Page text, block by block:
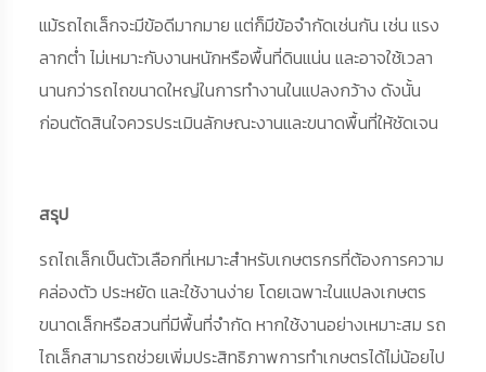
แม้รถไถเล็กจะมีข้อดีมากมาย แต่ก็มีข้อจำกัดเช่นกัน เช่น แรง
ลากต่ำ ไม่เหมาะกับงานหนักหรือพื้นที่ดินแน่น และอาจใช้เวลา
นานกว่ารถไถขนาดใหญ่ในการทำงานในแปลงกว้าง ดังนั้น
ก่อนตัดสินใจควรประเมินลักษณะงานและขนาดพื้นที่ให้ชัดเจน
สรุป
รถไถเล็กเป็นตัวเลือกที่เหมาะสำหรับเกษตรกรที่ต้องการความ
คล่องตัว ประหยัด และใช้งานง่าย โดยเฉพาะในแปลงเกษตร
ขนาดเล็กหรือสวนที่มีพื้นที่จำกัด หากใช้งานอย่างเหมาะสม รถ
ไถเล็กสามารถช่วยเพิ่มประสิทธิภาพการทำเกษตรได้ไม่น้อยไป